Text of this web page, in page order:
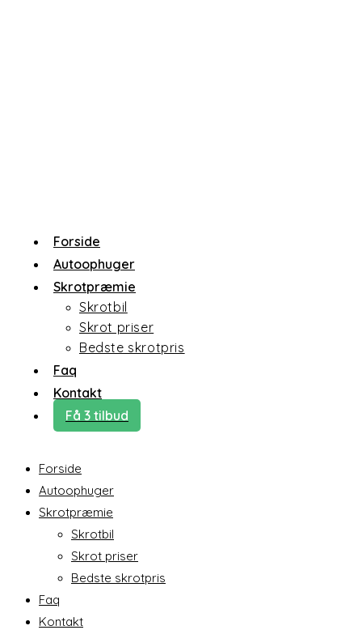
Forside
Autoophuger
Skrotpræmie
Skrotbil
Skrot priser
Bedste skrotpris
Faq
Kontakt
Få 3 tilbud
Forside
Autoophuger
Skrotpræmie
Skrotbil
Skrot priser
Bedste skrotpris
Faq
Kontakt